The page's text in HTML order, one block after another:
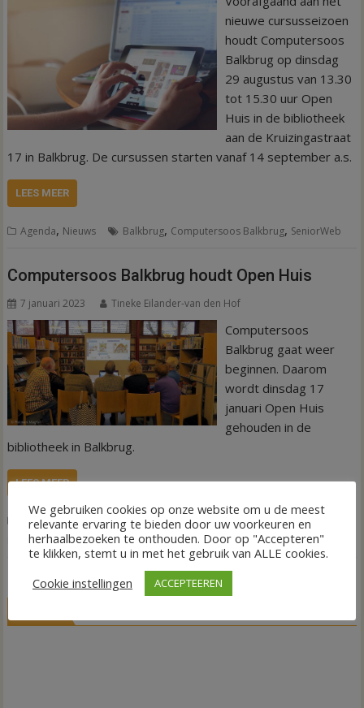
nieuwe cursusseizoen
houdt Computersoos
Balkbrug op dinsdag
29 augustus van 13.30
tot 15.30 uur Open
Huis in de bibliotheek
aan de Kruizingastraat
17 in Balkbrug. De cursussen starten vanaf 14 september a.s.
LEES MEER
Agenda, Nieuws Balkbrug, Computersoos Balkbrug, SeniorWeb
Computersoos Balkbrug houdt Open Huis
7 januari 2023 Tineke Eilander-van den Hof
Computersoos
Balkbrug gaat weer
beginnen. Daarom
wordt dinsdag 17
januari Open Huis
gehouden in de
bibliotheek in Balkbrug.
LEES MEER
Agenda 17 januari 2023,Bibliotheek Balkbrug,Computersoos
Balkbrug
We gebruiken cookies op onze website om u de meest
relevante ervaring te bieden door uw voorkeuren en
herhaalbezoeken te onthouden. Door op "Accepteren"
te klikken, stemt u in met het gebruik van ALLE cookies.
Cookie instellingen
ACCEPTEEREN